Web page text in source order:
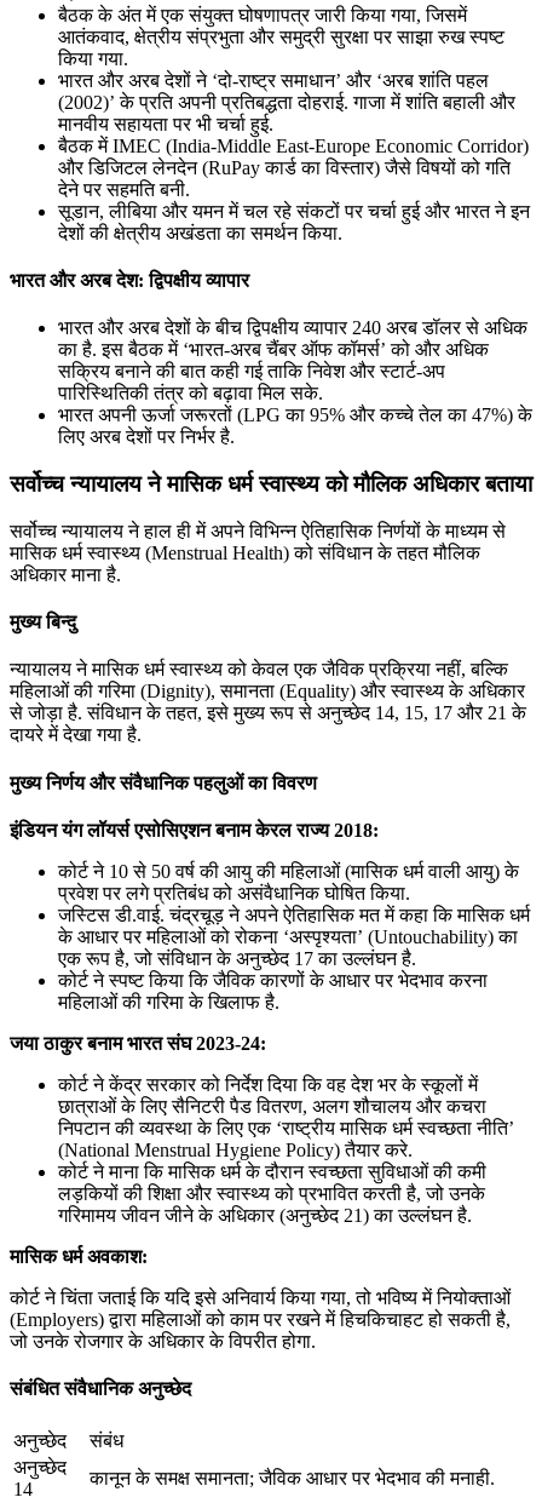
बैठक के अंत में एक संयुक्त घोषणापत्र जारी किया गया, जिसमें
आतंकवाद, क्षेत्रीय संप्रभुता और समुद्री सुरक्षा पर साझा रुख स्पष्ट
किया गया.
भारत और अरब देशों ने ‘दो-राष्ट्र समाधान’ और ‘अरब शांति पहल
(2002)’ के प्रति अपनी प्रतिबद्धता दोहराई. गाजा में शांति बहाली और
मानवीय सहायता पर भी चर्चा हुई.
बैठक में IMEC (India-Middle East-Europe Economic Corridor)
और डिजिटल लेनदेन (RuPay कार्ड का विस्तार) जैसे विषयों को गति
देने पर सहमति बनी.
सूडान, लीबिया और यमन में चल रहे संकटों पर चर्चा हुई और भारत ने इन
देशों की क्षेत्रीय अखंडता का समर्थन किया.
भारत और अरब देश: द्विपक्षीय व्यापार
भारत और अरब देशों के बीच द्विपक्षीय व्यापार 240 अरब डॉलर से अधिक
का है. इस बैठक में ‘भारत-अरब चैंबर ऑफ कॉमर्स’ को और अधिक
सक्रिय बनाने की बात कही गई ताकि निवेश और स्टार्ट-अप
पारिस्थितिकी तंत्र को बढ़ावा मिल सके.
भारत अपनी ऊर्जा जरूरतों (LPG का 95% और कच्चे तेल का 47%) के
लिए अरब देशों पर निर्भर है.
सर्वोच्च न्यायालय ने मासिक धर्म स्‍वास्‍थ्‍य को मौलिक अधिकार बताया
सर्वोच्च न्यायालय ने हाल ही में अपने विभिन्न ऐतिहासिक निर्णयों के माध्यम से
मासिक धर्म स्‍वास्‍थ्‍य (Menstrual Health) को संविधान के तहत मौलिक
अधिकार माना है.
मुख्य बिन्दु
न्यायालय ने मासिक धर्म स्वास्थ्य को केवल एक जैविक प्रक्रिया नहीं, बल्कि
महिलाओं की गरिमा (Dignity), समानता (Equality) और स्वास्थ्य के अधिकार
से जोड़ा है. संविधान के तहत, इसे मुख्य रूप से अनुच्छेद 14, 15, 17 और 21 के
दायरे में देखा गया है.
मुख्य निर्णय और संवैधानिक पहलुओं का विवरण
इंडियन यंग लॉयर्स एसोसिएशन बनाम केरल राज्य 2018:
कोर्ट ने 10 से 50 वर्ष की आयु की महिलाओं (मासिक धर्म वाली आयु) के
प्रवेश पर लगे प्रतिबंध को असंवैधानिक घोषित किया.
जस्टिस डी.वाई. चंद्रचूड़ ने अपने ऐतिहासिक मत में कहा कि मासिक धर्म
के आधार पर महिलाओं को रोकना ‘अस्पृश्यता’ (Untouchability) का
एक रूप है, जो संविधान के अनुच्छेद 17 का उल्लंघन है.
कोर्ट ने स्पष्ट किया कि जैविक कारणों के आधार पर भेदभाव करना
महिलाओं की गरिमा के खिलाफ है.
जया ठाकुर बनाम भारत संघ 2023-24:
कोर्ट ने केंद्र सरकार को निर्देश दिया कि वह देश भर के स्कूलों में
छात्राओं के लिए सैनिटरी पैड वितरण, अलग शौचालय और कचरा
निपटान की व्यवस्था के लिए एक ‘राष्ट्रीय मासिक धर्म स्वच्छता नीति’
(National Menstrual Hygiene Policy) तैयार करे.
कोर्ट ने माना कि मासिक धर्म के दौरान स्वच्छता सुविधाओं की कमी
लड़कियों की शिक्षा और स्वास्थ्य को प्रभावित करती है, जो उनके
गरिमामय जीवन जीने के अधिकार (अनुच्छेद 21) का उल्लंघन है.
मासिक धर्म अवकाश:
कोर्ट ने चिंता जताई कि यदि इसे अनिवार्य किया गया, तो भविष्य में नियोक्ताओं
(Employers) द्वारा महिलाओं को काम पर रखने में हिचकिचाहट हो सकती है,
जो उनके रोजगार के अधिकार के विपरीत होगा.
संबंधित संवैधानिक अनुच्छेद
अनुच्छेद
संबंध
अनुच्छेद
14
कानून के समक्ष समानता; जैविक आधार पर भेदभाव की मनाही.